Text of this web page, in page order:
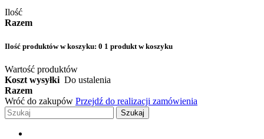
Ilość
Razem
Ilość produktów w koszyku: 0 1 produkt w koszyku
Wartość produktów
Koszt wysyłki Do ustalenia
Razem
Wróć do zakupów Przejdź do realizacji zamówienia
Szukaj